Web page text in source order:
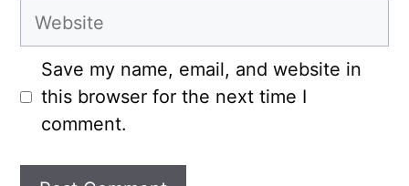
Website
Save my name, email, and website in
this browser for the next time I
comment.